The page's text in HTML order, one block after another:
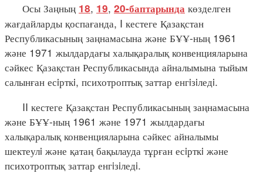
Осы Заңның 18, 19, 20-баптарында көзделген
жағдайларды қоспағанда, I кестеге Қазақстан
Республикасының заңнамасына және БҰҰ-ның 1961
және 1971 жылдардағы халықаралық конвенцияларына
сәйкес Қазақстан Республикасында айналымына тыйым
салынған есiрткi, психотроптық заттар енгiзiледi.
II кестеге Қазақстан Республикасының заңнамасына
және БҰҰ-ның 1961 және 1971 жылдардағы
халықаралық конвенцияларына сәйкес айналымы
шектеулi және қатаң бақылауда тұрған есiрткi және
психотроптық заттар енгiзiледi.